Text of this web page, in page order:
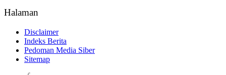
Halaman
Disclaimer
Indeks Berita
Pedoman Media Siber
Sitemap